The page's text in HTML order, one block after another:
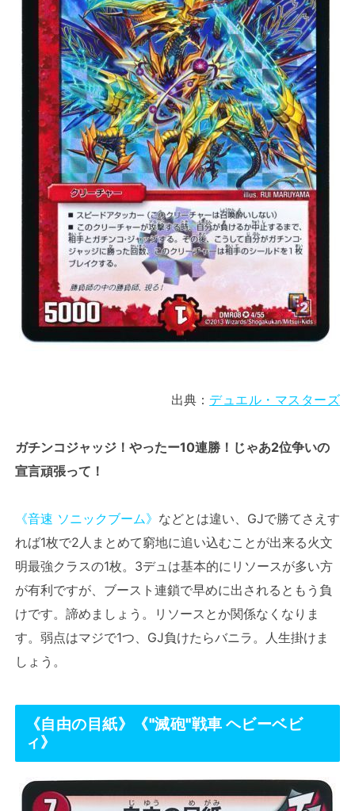
出典： デュエル・マスターズ
ガチンコジャッジ！やったー10連勝！じゃあ2位争いの
宣言頑張って！
《音速 ソニックブーム》 などとは違い、GJで勝てさえす
れば1枚で2人まとめて窮地に追い込むことが出来る火文
明最強クラスの1枚。3デュは基本的にリソースが多い方
が有利ですが、ブースト連鎖で早めに出されるともう負
けです。諦めましょう。リソースとか関係なくなりま
す。弱点はマジで1つ、GJ負けたらバニラ。人生掛けま
しょう。
《自由の目紙》《"滅砲"戦車 ヘビーベビ
ィ》